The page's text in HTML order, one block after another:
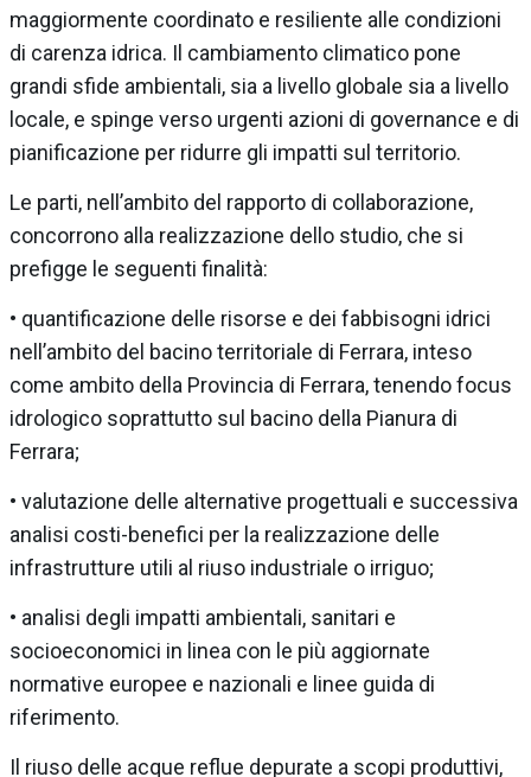
maggiormente coordinato e resiliente alle condizioni
di carenza idrica. Il cambiamento climatico pone
grandi sfide ambientali, sia a livello globale sia a livello
locale, e spinge verso urgenti azioni di governance e di
pianificazione per ridurre gli impatti sul territorio.
Le parti, nell’ambito del rapporto di collaborazione,
concorrono alla realizzazione dello studio, che si
prefigge le seguenti finalità:
• quantificazione delle risorse e dei fabbisogni idrici
nell’ambito del bacino territoriale di Ferrara, inteso
come ambito della Provincia di Ferrara, tenendo focus
idrologico soprattutto sul bacino della Pianura di
Ferrara;
• valutazione delle alternative progettuali e successiva
analisi costi-benefici per la realizzazione delle
infrastrutture utili al riuso industriale o irriguo;
• analisi degli impatti ambientali, sanitari e
socioeconomici in linea con le più aggiornate
normative europee e nazionali e linee guida di
riferimento.
Il riuso delle acque reflue depurate a scopi produttivi,